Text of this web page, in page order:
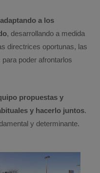
a los
, desarrollando a medida
directrices oportunas, las
poder afrontarlos
propuestas y
y hacerlo juntos.
y determinante.